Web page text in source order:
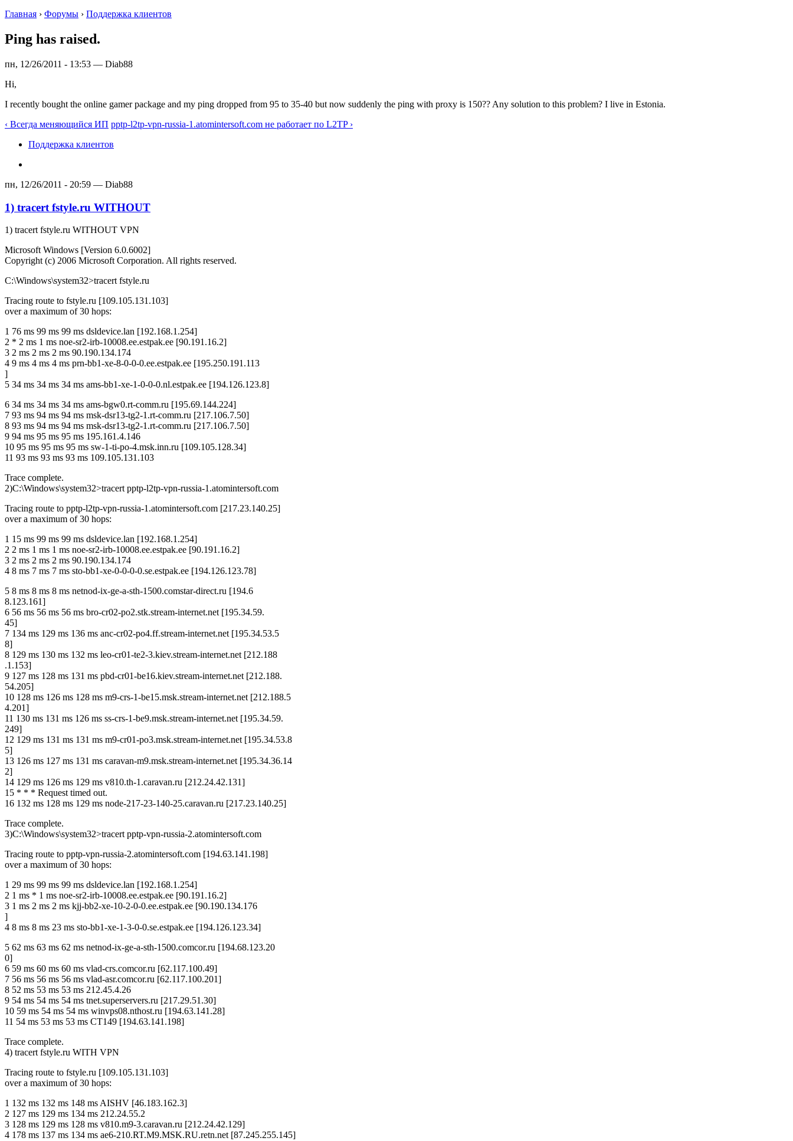
Главная › Форумы › Поддержка клиентов
Ping has raised.
пн, 12/26/2011 - 13:53 — Diab88
Hi,
I recently bought the online gamer package and my ping dropped from 95 to 35-40 but now suddenly the ping with proxy is 150?? Any solution to this problem? I live in Estonia.
‹ Всегда меняющийся ИП pptp-l2tp-vpn-russia-1.atomintersoft.com не работает по L2TP ›
Поддержка клиентов
пн, 12/26/2011 - 20:59 — Diab88
1) tracert fstyle.ru WITHOUT
1) tracert fstyle.ru WITHOUT VPN
Microsoft Windows [Version 6.0.6002]
Copyright (c) 2006 Microsoft Corporation. All rights reserved.
C:\Windows\system32>tracert fstyle.ru
Tracing route to fstyle.ru [109.105.131.103]
over a maximum of 30 hops:
1 76 ms 99 ms 99 ms dsldevice.lan [192.168.1.254]
2 * 2 ms 1 ms noe-sr2-irb-10008.ee.estpak.ee [90.191.16.2]
3 2 ms 2 ms 2 ms 90.190.134.174
4 9 ms 4 ms 4 ms prn-bb1-xe-8-0-0-0.ee.estpak.ee [195.250.191.113
]
5 34 ms 34 ms 34 ms ams-bb1-xe-1-0-0-0.nl.estpak.ee [194.126.123.8]
6 34 ms 34 ms 34 ms ams-bgw0.rt-comm.ru [195.69.144.224]
7 93 ms 94 ms 94 ms msk-dsr13-tg2-1.rt-comm.ru [217.106.7.50]
8 93 ms 94 ms 94 ms msk-dsr13-tg2-1.rt-comm.ru [217.106.7.50]
9 94 ms 95 ms 95 ms 195.161.4.146
10 95 ms 95 ms 95 ms sw-1-ti-po-4.msk.inn.ru [109.105.128.34]
11 93 ms 93 ms 93 ms 109.105.131.103
Trace complete.
2)C:\Windows\system32>tracert pptp-l2tp-vpn-russia-1.atomintersoft.com
Tracing route to pptp-l2tp-vpn-russia-1.atomintersoft.com [217.23.140.25]
over a maximum of 30 hops:
1 15 ms 99 ms 99 ms dsldevice.lan [192.168.1.254]
2 2 ms 1 ms 1 ms noe-sr2-irb-10008.ee.estpak.ee [90.191.16.2]
3 2 ms 2 ms 2 ms 90.190.134.174
4 8 ms 7 ms 7 ms sto-bb1-xe-0-0-0-0.se.estpak.ee [194.126.123.78]
5 8 ms 8 ms 8 ms netnod-ix-ge-a-sth-1500.comstar-direct.ru [194.6
8.123.161]
6 56 ms 56 ms 56 ms bro-cr02-po2.stk.stream-internet.net [195.34.59.
45]
7 134 ms 129 ms 136 ms anc-cr02-po4.ff.stream-internet.net [195.34.53.5
8]
8 129 ms 130 ms 132 ms leo-cr01-te2-3.kiev.stream-internet.net [212.188
.1.153]
9 127 ms 128 ms 131 ms pbd-cr01-be16.kiev.stream-internet.net [212.188.
54.205]
10 128 ms 126 ms 128 ms m9-crs-1-be15.msk.stream-internet.net [212.188.5
4.201]
11 130 ms 131 ms 126 ms ss-crs-1-be9.msk.stream-internet.net [195.34.59.
249]
12 129 ms 131 ms 131 ms m9-cr01-po3.msk.stream-internet.net [195.34.53.8
5]
13 126 ms 127 ms 131 ms caravan-m9.msk.stream-internet.net [195.34.36.14
2]
14 129 ms 126 ms 129 ms v810.th-1.caravan.ru [212.24.42.131]
15 * * * Request timed out.
16 132 ms 128 ms 129 ms node-217-23-140-25.caravan.ru [217.23.140.25]
Trace complete.
3)C:\Windows\system32>tracert pptp-vpn-russia-2.atomintersoft.com
Tracing route to pptp-vpn-russia-2.atomintersoft.com [194.63.141.198]
over a maximum of 30 hops:
1 29 ms 99 ms 99 ms dsldevice.lan [192.168.1.254]
2 1 ms * 1 ms noe-sr2-irb-10008.ee.estpak.ee [90.191.16.2]
3 1 ms 2 ms 2 ms kjj-bb2-xe-10-2-0-0.ee.estpak.ee [90.190.134.176
]
4 8 ms 8 ms 23 ms sto-bb1-xe-1-3-0-0.se.estpak.ee [194.126.123.34]
5 62 ms 63 ms 62 ms netnod-ix-ge-a-sth-1500.comcor.ru [194.68.123.20
0]
6 59 ms 60 ms 60 ms vlad-crs.comcor.ru [62.117.100.49]
7 56 ms 56 ms 56 ms vlad-asr.comcor.ru [62.117.100.201]
8 52 ms 53 ms 53 ms 212.45.4.26
9 54 ms 54 ms 54 ms tnet.superservers.ru [217.29.51.30]
10 59 ms 54 ms 54 ms winvps08.nthost.ru [194.63.141.28]
11 54 ms 53 ms 53 ms CT149 [194.63.141.198]
Trace complete.
4) tracert fstyle.ru WITH VPN
Tracing route to fstyle.ru [109.105.131.103]
over a maximum of 30 hops:
1 132 ms 132 ms 148 ms AISHV [46.183.162.3]
2 127 ms 129 ms 134 ms 212.24.55.2
3 128 ms 129 ms 128 ms v810.m9-3.caravan.ru [212.24.42.129]
4 178 ms 137 ms 134 ms ae6-210.RT.M9.MSK.RU.retn.net [87.245.255.145]